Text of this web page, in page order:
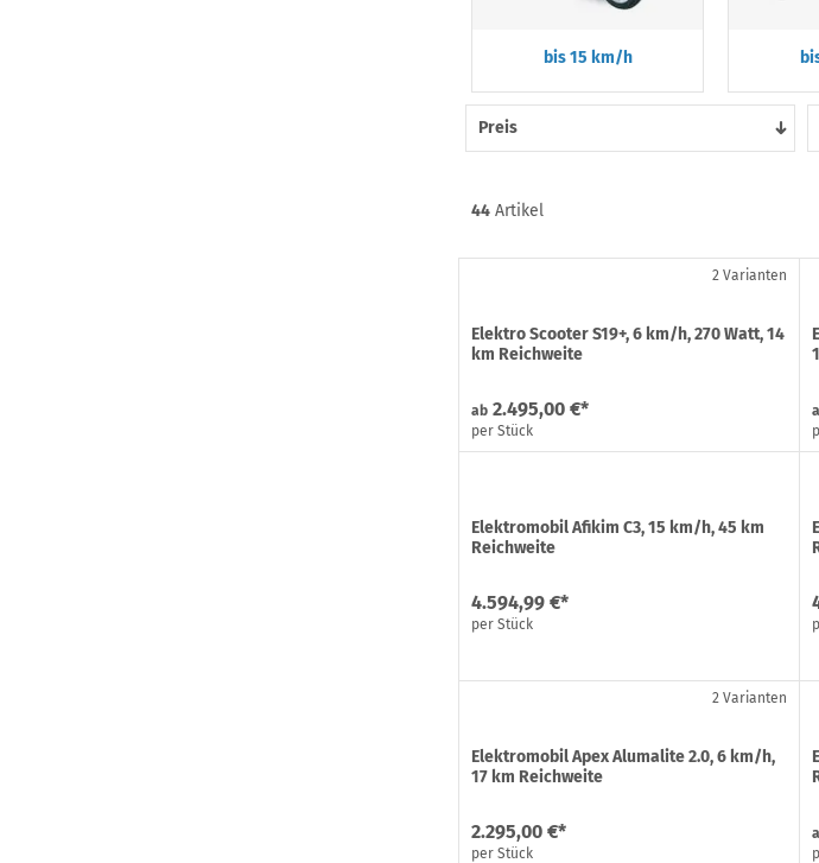
bis 15 km/h
Preis
44 Artikel
2 Varianten
Elektro Scooter S19+, 6 km/h, 270 Watt, 14
km Reichweite
ab 2.495,00 €*
per Stück
Elektromobil Afikim C3, 15 km/h, 45 km
Reichweite
4.594,99 €*
per Stück
2 Varianten
Elektromobil Apex Alumalite 2.0, 6 km/h,
17 km Reichweite
2.295,00 €*
per Stück